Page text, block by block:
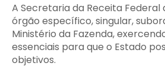
A Secretaria da Receita Federal
órgão específico, singular,
Ministério da Fazenda,
essenciais para que o Estado
objetivos.